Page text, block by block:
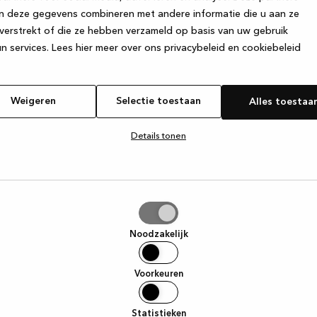
deze gegevens combineren met andere informatie die u aan ze
of die ze hebben verzameld op basis van uw gebruik
services. Lees hier meer over ons privacybeleid en cookiebeleid
Weigeren Selectie toestaan Alles
Details tonen
Noodzakelijk
Voorkeuren
Statistieken
has occurred while loadingwww.kvik.nl (see the